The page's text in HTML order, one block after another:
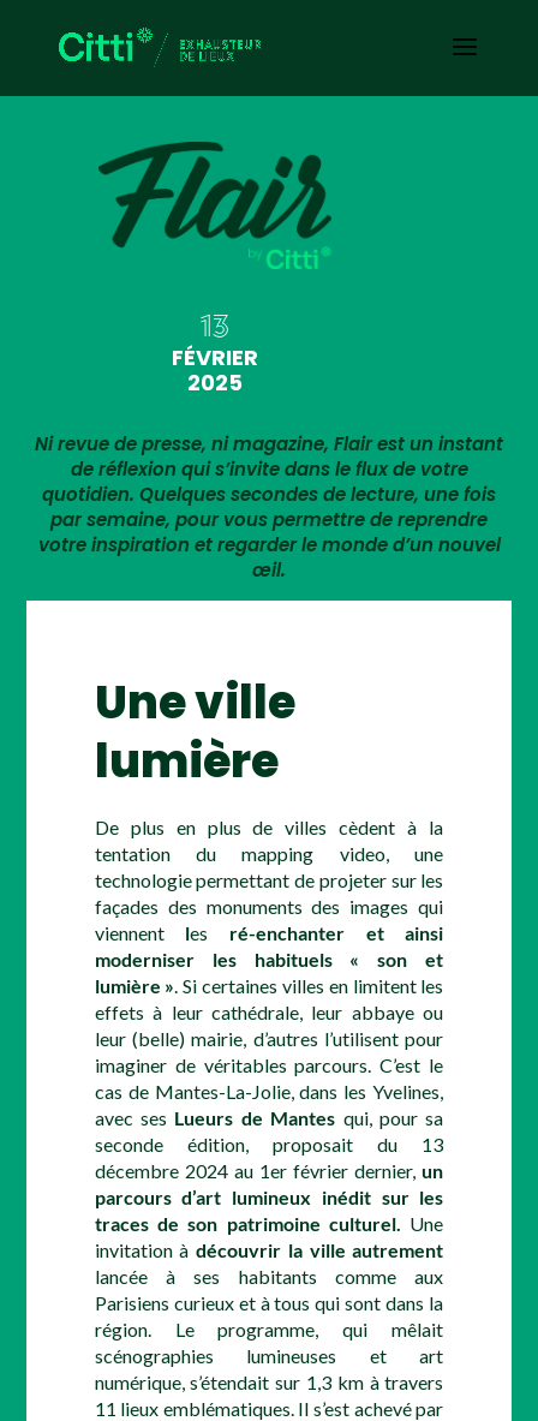
13
FÉVRIER
2025
Ni revue de presse, ni magazine, Flair est un instant
de réflexion qui s’invite dans le flux de votre
quotidien. Quelques secondes de lecture, une fois
par semaine, pour vous permettre de reprendre
votre inspiration et regarder le monde d’un nouvel
œil.
Une ville
lumière
De plus en plus de villes cèdent à la
tentation du mapping video, une
technologie permettant de projeter sur les
façades des monuments des images qui
viennent les ré-enchanter et ainsi
moderniser les habituels « son et
lumière ». Si certaines villes en limitent les
effets à leur cathédrale, leur abbaye ou
leur (belle) mairie, d’autres l’utilisent pour
imaginer de véritables parcours. C’est le
cas de Mantes-La-Jolie, dans les Yvelines,
avec ses Lueurs de Mantes qui, pour sa
seconde édition, proposait du 13
décembre 2024 au 1er février dernier,un
parcours d’art lumineux inédit sur les
traces de son patrimoine culturel. Une
invitation àdécouvrir la ville autrement
lancée à ses habitants comme aux
Parisiens curieux et à tous qui sont dans la
région. Le programme, qui mêlait
scénographies lumineuses et art
numérique, s’étendait sur 1,3 km à travers
11 lieux emblématiques. Il s’est achevé par